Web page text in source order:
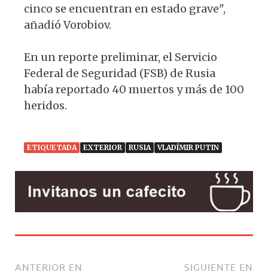
cinco se encuentran en estado grave",
añadió Vorobiov.
En un reporte preliminar, el Servicio
Federal de Seguridad (FSB) de Rusia
había reportado 40 muertos y más de 100
heridos.
ETIQUETADA EXTERIOR RUSIA VLADÍMIR PUTIN
ANTERIOR EN
SIGUIENTE EN